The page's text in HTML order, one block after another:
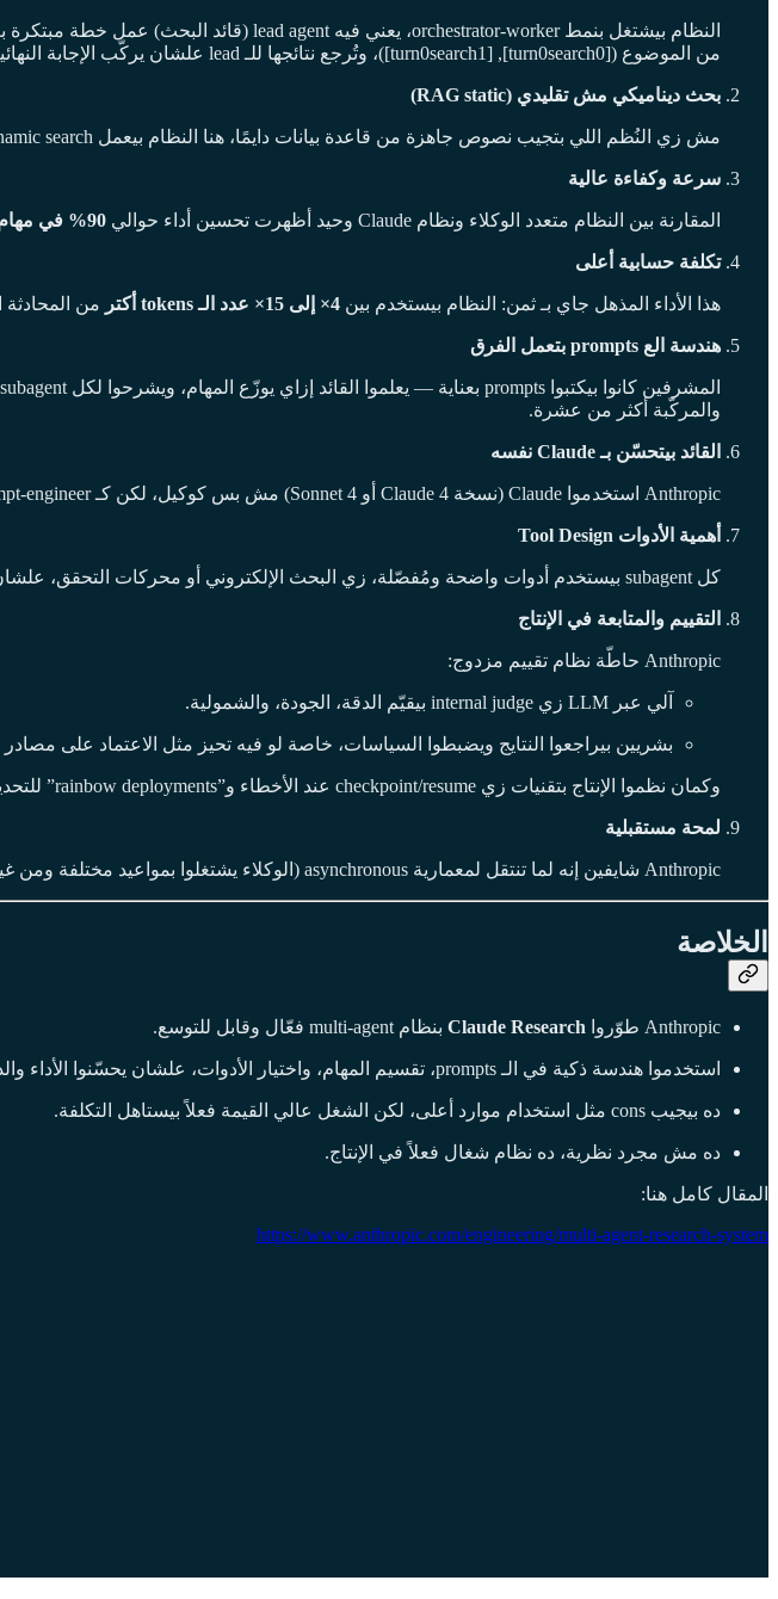
من الموضوع ([turn0search0], [turn0search1])، وتُرجع نتائجها للـ lead علشان يركّب الإجابة النهائية.
بحث ديناميكي مش تقليدي (RAG static)
مش زي النُظم اللي بتجيب نصوص جاهزة من قاعدة بيانات دايمًا، هنا النظام بيعمل multi-step dynamic search يتكيّف مع النتايج الجديدة على طول، وده بيخلي الردود أدق وأوسع.
سرعة وكفاءة عالية
المقارنة بين النظام متعدد الوكلاء ونظام Claude وحيد أظهرت تحسين أداء حوالي 90% في مهام البحث واسعة النطاق
تكلفة حسابية أعلى
هذا الأداء المذهل جاي بـ ثمن: النظام بيستخدم بين 4× إلى 15× عدد الـ tokens أكتر من المحادثة
هندسة الع prompts بتعمل الفرق
والمركّبة أكثر من عشرة.
القائد بيتحسّن بـ Claude نفسه
Anthropic استخدموا Claude (نسخة Claude 4 أو Sonnet 4) مش بس كوكيل، لكن كـ prompt-engineer أيضاً — علشان يحل مشكلات في وصف الأدوات، ويقلّل زمن تنفيذ المهام، وحسّن الوكلاء.
أهمية الأدوات Tool Design
كل subagent بيستخدم أدوات واضحة ومُفصّلة، زي البحث الإلكتروني أو محركات التحقق، علشان يضمن الدقة ويقلل الأخطاء. كمان وجدوا إن وصف الأدوات لو مش واضح، بيضيع الوكلاء في طرق تانية.
التقييم والمتابعة في الإنتاج
Anthropic حاطّة نظام تقييم مزدوج:
آلي عبر LLM زي internal judge بيقيّم الدقة، الجودة، والشمولية.
بشريين بيراجعوا النتايج ويضبطوا السياسات، خاصة لو فيه تحيز مثل الاعتماد على مصادر SEO مش موثوقة.
وكمان نظموا الإنتاج بتقنيات زي checkpoint/resume عند الأخطاء و”rainbow deployments” للتحديث التدريجي بدون تعطيل الجلسات الجارية ([turn0search1]).
لمحة مستقبلية
Anthropic شايفين إنه لما تنتقل لمعمارية asynchronous (الوكلاء يشتغلوا بمواعيد مختلفة ومن غير انتظار) هتوصل لكفاءة أعلى ومرونة أكبر في المستقبل.
الخلاصة
Anthropic طوّروا Claude Research بنظام multi-agent فعّال وقابل للتوسع.
استخدموا هندسة ذكية في الـ prompts، تقسيم المهام، واختيار الأدوات، علشان يحسّنوا الأداء والدقة.
ده بيجيب cons مثل استخدام موارد أعلى، لكن الشغل عالي القيمة فعلاً بيستاهل التكلفة.
ده مش مجرد نظرية، ده نظام شغال فعلاً في الإنتاج.
المقال كامل هنا:
https://www.anthropic.com/engineering/multi-agent-research-system